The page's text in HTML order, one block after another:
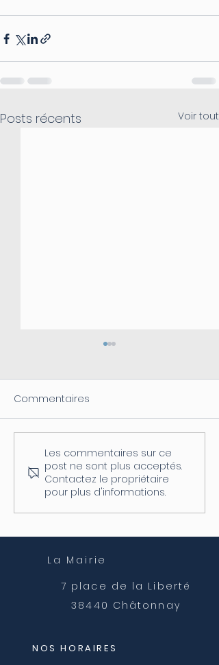
Posts récents Voir tout
Coupure d'électricité le
04/08
Commentaires
Les commentaires sur ce
post ne sont plus acceptés.
Contactez le propriétaire
pour plus d'informations.
La Mairie
7 place de la Liberté
38440 Châtonnay
NOS HORAIRES